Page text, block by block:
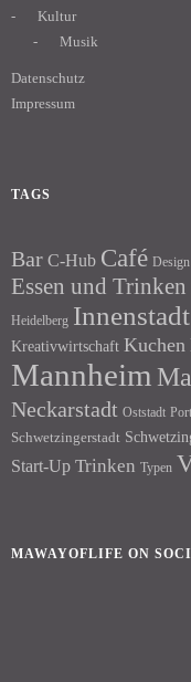
Kultur
Musik
Datenschutz
Impressum
TAGS
Bar C-Hub Café Design
Essen und Trinken
Heidelberg Innenstadt
Kreativwirtschaft Kuchen
Mannheim
Neckarstadt Oststadt
Schwetzingerstadt
Start-Up Trinken Typen
MAWAYOFLIFE ON